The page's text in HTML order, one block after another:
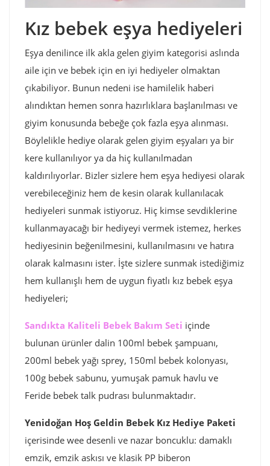
Kız bebek eşya hediyeleri
Eşya denilince ilk akla gelen giyim kategorisi aslında
aile için ve bebek için en iyi hediyeler olmaktan
çıkabiliyor. Bunun nedeni ise hamilelik haberi
alındıktan hemen sonra hazırlıklara başlanılması ve
giyim konusunda bebeğe çok fazla eşya alınması.
Böylelikle hediye olarak gelen giyim eşyaları ya bir
kere kullanılıyor ya da hiç kullanılmadan
kaldırılıyorlar. Bizler sizlere hem eşya hediyesi olarak
verebileceğiniz hem de kesin olarak kullanılacak
hediyeleri sunmak istiyoruz. Hiç kimse sevdiklerine
kullanmayacağı bir hediyeyi vermek istemez, herkes
hediyesinin beğenilmesini, kullanılmasını ve hatıra
olarak kalmasını ister. İşte sizlere sunmak istediğimiz
hem kullanışlı hem de uygun fiyatlı kız bebek eşya
hediyeleri;
Sandıkta Kaliteli Bebek Bakım Seti içinde
bulunan ürünler dalin 100ml bebek şampuanı,
200ml bebek yağı sprey, 150ml bebek kolonyası,
100g bebek sabunu, yumuşak pamuk havlu ve
Feride bebek talk pudrası bulunmaktadır.
Yenidoğan Hoş Geldin Bebek Kız Hediye Paketi
içerisinde wee desenli ve nazar boncuklu: damaklı
emzik, emzik askısı ve klasik PP biberon